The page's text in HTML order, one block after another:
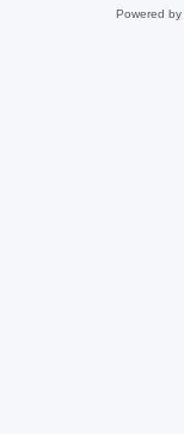
Powered by